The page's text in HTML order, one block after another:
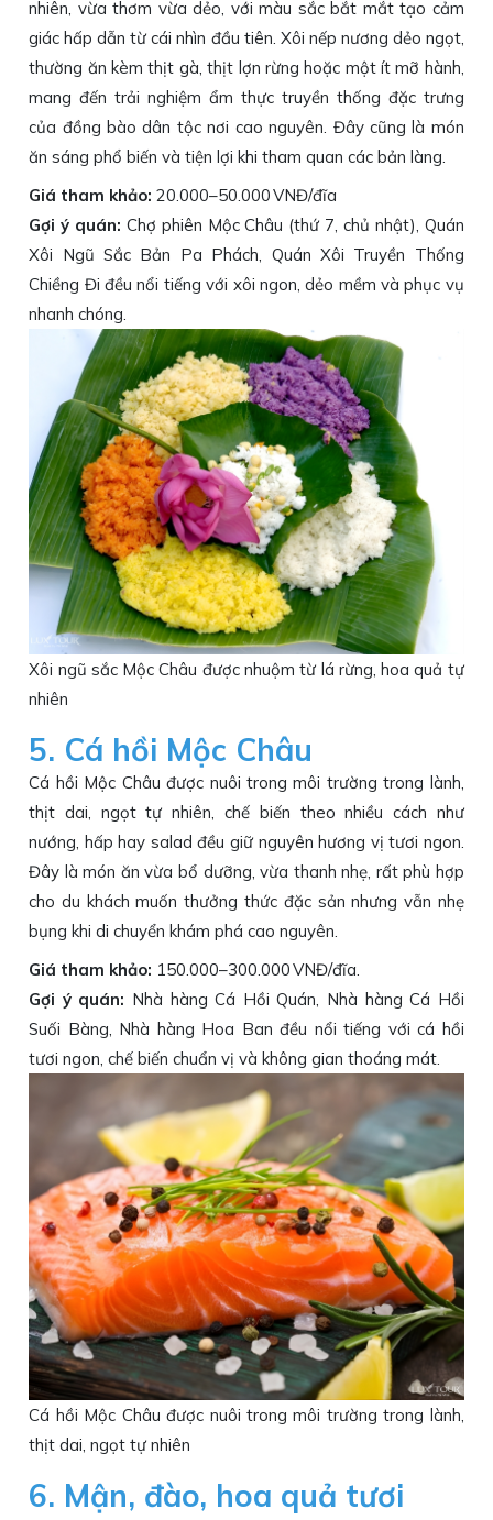
nhiên, vừa thơm vừa dẻo, với màu sắc bắt mắt tạo cảm
giác hấp dẫn từ cái nhìn đầu tiên. Xôi nếp nương dẻo ngọt,
thường ăn kèm thịt gà, thịt lợn rừng hoặc một ít mỡ hành,
mang đến trải nghiệm ẩm thực truyền thống đặc trưng
của đồng bào dân tộc nơi cao nguyên. Đây cũng là món
ăn sáng phổ biến và tiện lợi khi tham quan các bản làng.
Giá tham khảo:20.000–50.000 VNĐ/đĩa
Gợi ý quán: Chợ phiên Mộc Châu (thứ 7, chủ nhật), Quán
Xôi Ngũ Sắc Bản Pa Phách, Quán Xôi Truyền Thống
Chiềng Đi đều nổi tiếng với xôi ngon, dẻo mềm và phục vụ
nhanh chóng.
Xôi ngũ sắc Mộc Châu được nhuộm từ lá rừng, hoa quả tự
nhiên
5. Cá hồi Mộc Châu
Cá hồi Mộc Châu được nuôi trong môi trường trong lành,
thịt dai, ngọt tự nhiên, chế biến theo nhiều cách như
nướng, hấp hay salad đều giữ nguyên hương vị tươi ngon.
Đây là món ăn vừa bổ dưỡng, vừa thanh nhẹ, rất phù hợp
cho du khách muốn thưởng thức đặc sản nhưng vẫn nhẹ
bụng khi di chuyển khám phá cao nguyên.
Giá tham khảo: 150.000–300.000 VNĐ/đĩa.
Gợi ý quán: Nhà hàng Cá Hồi Quán, Nhà hàng Cá Hồi
Suối Bàng, Nhà hàng Hoa Ban đều nổi tiếng với cá hồi
tươi ngon, chế biến chuẩn vị và không gian thoáng mát.
Cá hồi Mộc Châu được nuôi trong môi trường trong lành,
thịt dai, ngọt tự nhiên
6. Mận, đào, hoa quả tươi